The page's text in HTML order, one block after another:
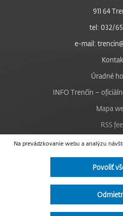
Na prevádzkovanie webu a analýzu
Povoliť
911 64
tel: 032/
e-mail:
Úradné
INFO Trenčín –
Mapa
RSS
Nastavenie
Vyhlásenie o